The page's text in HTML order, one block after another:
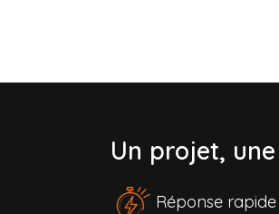
Un projet,
Réponse